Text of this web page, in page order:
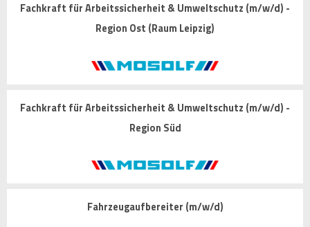
Fachkraft für Arbeitssicherheit & Umweltschutz (m/w/d) -
Region Ost (Raum Leipzig)
Fachkraft für Arbeitssicherheit & Umweltschutz (m/w/d) -
Region Süd
Fahrzeugaufbereiter (m/w/d)